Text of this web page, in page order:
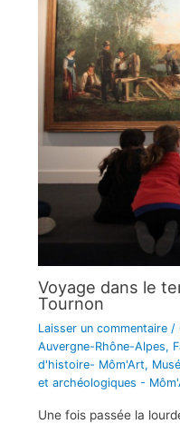
Voyage dans le
Tournon
Laisser un commentaire /
Auvergne-Rhône-Alpes,
d'histoire- Môm'Art,
et archéologiques -
Une fois passée la